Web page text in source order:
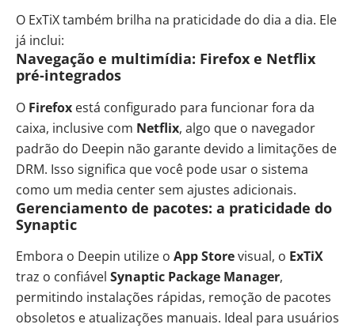
O ExTiX também brilha na praticidade do dia a dia. Ele
já inclui:
Navegação e multimídia: Firefox e Netflix
pré-integrados
O Firefox está configurado para funcionar fora da
caixa, inclusive com Netflix, algo que o navegador
padrão do Deepin não garante devido a limitações de
DRM. Isso significa que você pode usar o sistema
como um media center sem ajustes adicionais.
Gerenciamento de pacotes: a praticidade do
Synaptic
Embora o Deepin utilize o App Storevisual, o ExTiX
traz o confiável Synaptic Package Manager,
permitindo instalações rápidas, remoção de pacotes
obsoletos e atualizações manuais. Ideal para usuários